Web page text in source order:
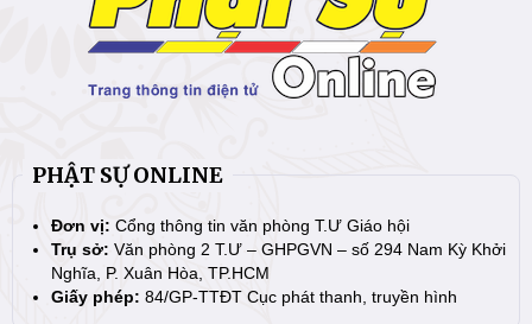
PHẬT SỰ ONLINE
Đơn vị: Cổng thông tin văn phòng T.Ư Giáo hội
Trụ sở: Văn phòng 2 T.Ư – GHPGVN – số 294 Nam Kỳ Khởi
Nghĩa, P. Xuân Hòa, TP.HCM
Giấy phép: 84/GP-TTĐT Cục phát thanh, truyền hình